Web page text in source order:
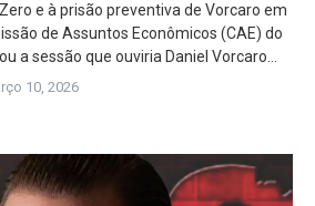
e à prisão preventiva de Vorcaro em
de Assuntos Econômicos (CAE) do
a sessão que ouviria Daniel Vorcaro...
10, 2026